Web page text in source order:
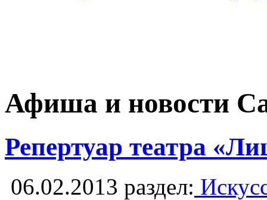
Афиша и новости
Репертуар театра
06.02.2013 раздел: